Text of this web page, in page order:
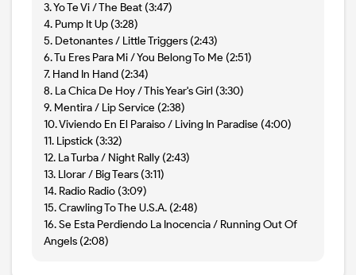
3. Yo Te Vi / The Beat (3:47)
4. Pump It Up (3:28)
5. Detonantes / Little Triggers (2:43)
6. Tu Eres Para Mi / You Belong To Me (2:51)
7. Hand In Hand (2:34)
8. La Chica De Hoy / This Year's Girl (3:30)
9. Mentira / Lip Service (2:38)
10. Viviendo En El Paraiso / Living In Paradise (4:00)
11. Lipstick (3:32)
12. La Turba / Night Rally (2:43)
13. Llorar / Big Tears (3:11)
14. Radio Radio (3:09)
15. Crawling To The U.S.A. (2:48)
16. Se Esta Perdiendo La Inocencia / Running Out Of
Angels (2:08)